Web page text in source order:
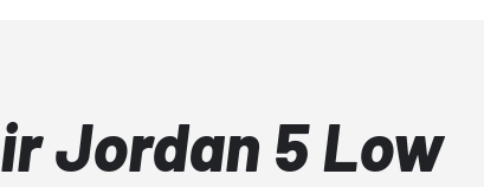
Jordan 5 Low